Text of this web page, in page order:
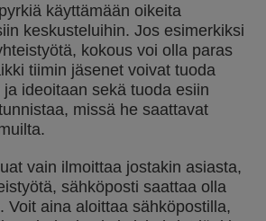
käyttämään oikeita
keskusteluihin. Jos esimerkiksi
kokous voi olla paras
tiimin jäsenet voivat tuoda
ideoitaan sekä tuoda esiin
missä he saattavat
vain ilmoittaa jostakin asiasta,
sähköposti saattaa olla
Voit aina aloittaa sähköpostilla,